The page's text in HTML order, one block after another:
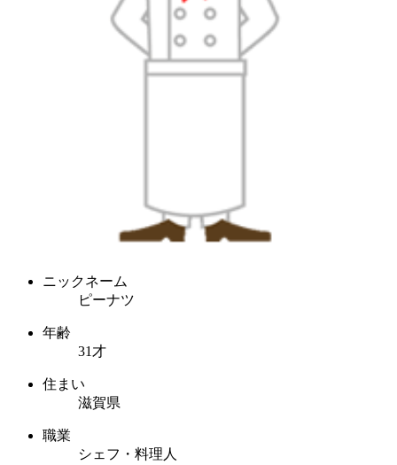
ニックネーム
ピーナツ
年齢
31才
住まい
滋賀県
職業
シェフ・料理人